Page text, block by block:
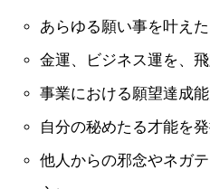
あらゆる願い事を叶え
金運、ビジネス運を、
事業における願望達成
自分の秘めたる才能を
他人からの邪念やネガ